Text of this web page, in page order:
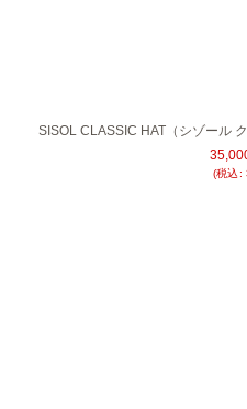
SISOL CLASSIC HAT（シゾール
(税込: